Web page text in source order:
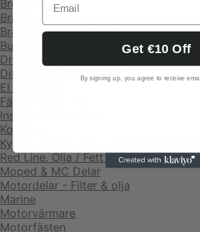
Bromsar
Bränslesystem
Bränsle & Motor tillsatser
Bussningar Polyurethane
Drivaxlar
Diffspärrar/Diffbromsar
El fläkt SPAL
Fäste motor / vxl
Insprutningssystem
Koppling
Kylare vatten / Olja / Intercooler/Slang
Red Line. Olja / Fett / Tillsatser
Moped & MC Delar
Motordelar - Filter & olja
Marine
Motorvärmare
Motorfästen
Get €10 Off
By signing up, you agree to receive